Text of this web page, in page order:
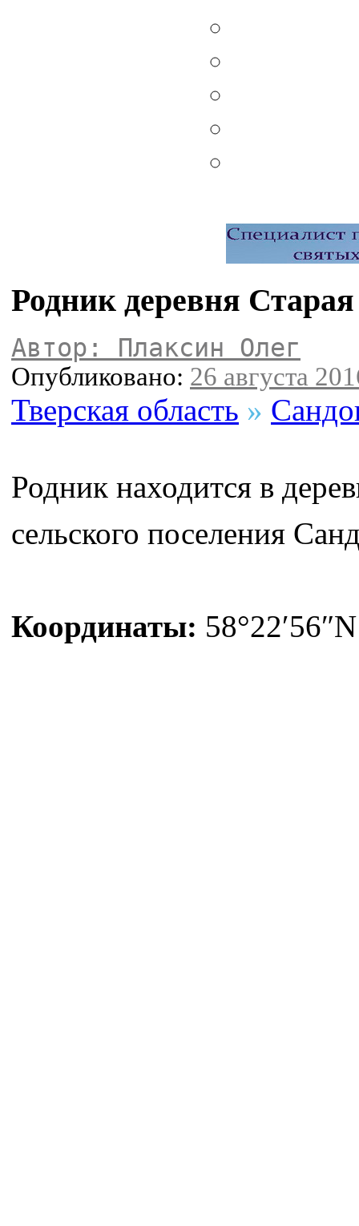
Родник деревня
Автор: Плаксин Олег
Опубликовано: 26 августа
Тверская область »
Родник находится в
сельского поселения
Координаты: